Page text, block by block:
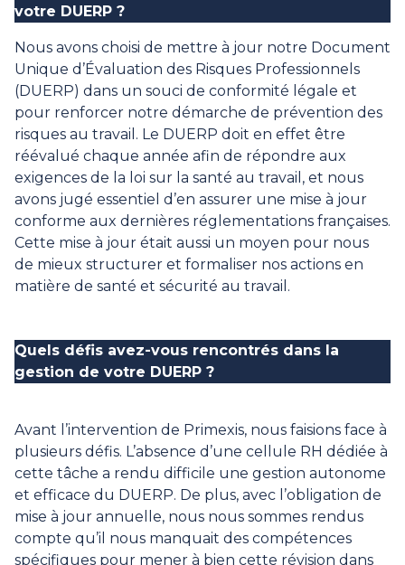
votre DUERP ?
Nous avons choisi de mettre à jour notre Document
Unique d’Évaluation des Risques Professionnels
(DUERP) dans un souci de conformité légale et
pour renforcer notre démarche de prévention des
risques au travail. Le DUERP doit en effet être
réévalué chaque année afin de répondre aux
exigences de la loi sur la santé au travail, et nous
avons jugé essentiel d’en assurer une mise à jour
conforme aux dernières réglementations françaises.
Cette mise à jour était aussi un moyen pour nous
de mieux structurer et formaliser nos actions en
matière de santé et sécurité au travail.
Quels défis avez-vous rencontrés dans la
gestion de votre DUERP ?
Avant l’intervention de Primexis, nous faisions face à
plusieurs défis. L’absence d’une cellule RH dédiée à
cette tâche a rendu difficile une gestion autonome
et efficace du DUERP. De plus, avec l’obligation de
mise à jour annuelle, nous nous sommes rendus
compte qu’il nous manquait des compétences
spécifiques pour mener à bien cette révision dans